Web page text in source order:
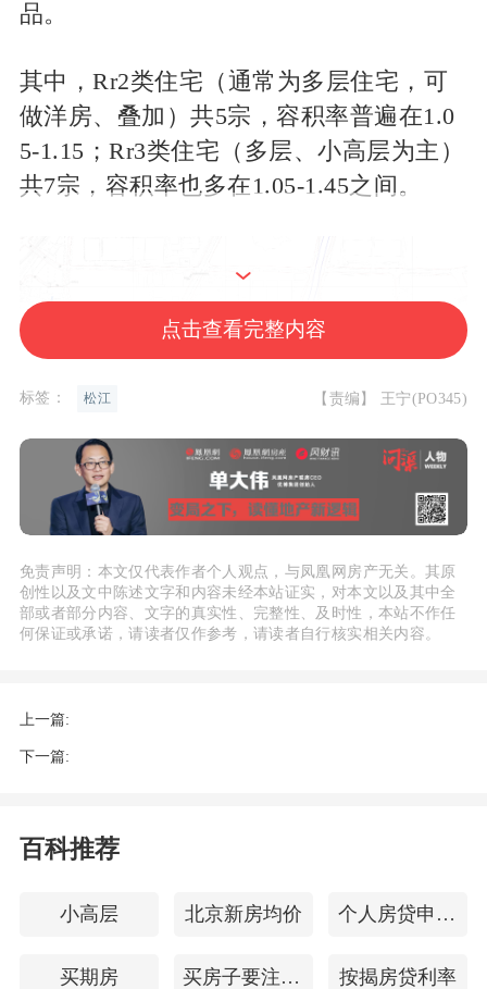
品。
其中，Rr2类住宅（通常为多层住宅，可
做洋房、叠加）共5宗，容积率普遍在1.0
5-1.15；Rr3类住宅（多层、小高层为主）
共7宗，容积率也多在1.05-1.45之间。
具体来看，02-01A地块，用地面积41110
㎡，规划为Rr3类住宅用地，容积率1.3
5；
02-01B地块，用地面积12794㎡，规划为R
2类住宅用地，容积率1.05；
03-07地块，用地面积33255㎡，规划为Rr
点击查看完整内容
标签： 松江 【责编】 王宁(PO345)
免责声明：本文仅代表作者个人观点，与凤凰网房产无关。其原
创性以及文中陈述文字和内容未经本站证实，对本文以及其中全
部或者部分内容、文字的真实性、完整性、及时性，本站不作任
何保证或承诺，请读者仅作参考，请读者自行核实相关内容。
上一篇:
下一篇:
百科推荐
小高层 北京新房均价 个人房贷申请条件
买期房 买房子要注意什么 按揭房贷利率